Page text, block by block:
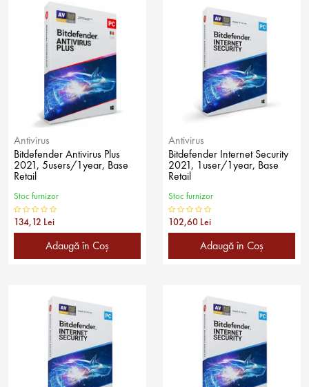
Antivirus
Bitdefender Antivirus Plus
2021, 5users/1year, Base
Retail
Stoc furnizor
134,12 Lei
Adaugă în Coş
Antivirus
Bitdefender Internet Security
2021, 1user/1year, Base
Retail
Stoc furnizor
102,60 Lei
Adaugă în Coş